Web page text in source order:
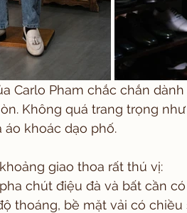
Carlo Pham chắc chắn
Không quá trang trọng
khoác dạo phố.
giao thoa rất thú vị:
chút điệu đà và bất cần
thoáng, bề mặt vải có chiều